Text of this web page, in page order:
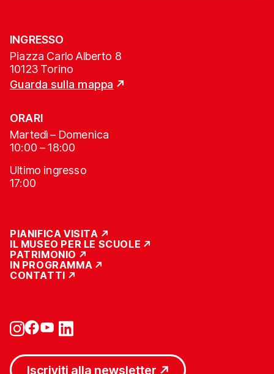
INGRESSO
Piazza Carlo Alberto 8
10123 Torino
Guarda sulla mappa
ORARI
Martedì – Domenica
10:00 – 18:00
Ultimo ingresso
17:00
PIANIFICA VISITA
IL MUSEO PER LE SCUOLE
PATRIMONIO
IN PROGRAMMA
CONTATTI
Iscriviti alla newsletter